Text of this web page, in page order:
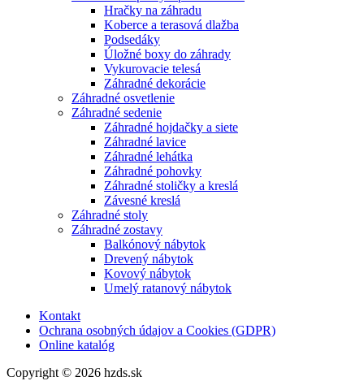
Hračky na záhradu
Koberce a terasová dlažba
Podsedáky
Úložné boxy do záhrady
Vykurovacie telesá
Záhradné dekorácie
Záhradné osvetlenie
Záhradné sedenie
Záhradné hojdačky a siete
Záhradné lavice
Záhradné lehátka
Záhradné pohovky
Záhradné stoličky a kreslá
Závesné kreslá
Záhradné stoly
Záhradné zostavy
Balkónový nábytok
Drevený nábytok
Kovový nábytok
Umelý ratanový nábytok
Kontakt
Ochrana osobných údajov a Cookies (GDPR)
Online katalóg
Copyright © 2026 hzds.sk